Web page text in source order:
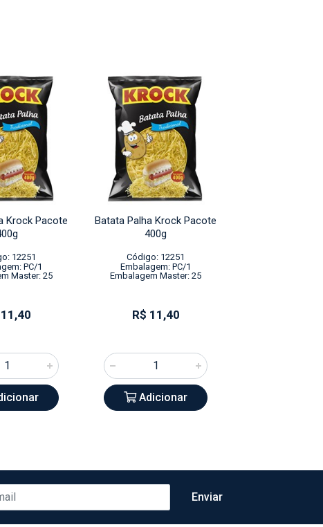
Krock Pacote
12251
PC/1
Master: 25
Batata Palha Krock Pacote
400g
Código: 12251
Embalagem: PC/1
Embalagem Master: 25
R$ 11,40
Adicionar